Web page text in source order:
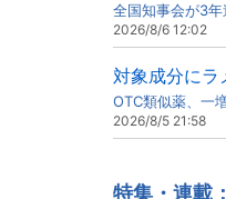
全国知事会が3
2026/8/6 12:02
対象成分にラ
OTC類似薬、一
2026/8/5 21:58
特集・連載